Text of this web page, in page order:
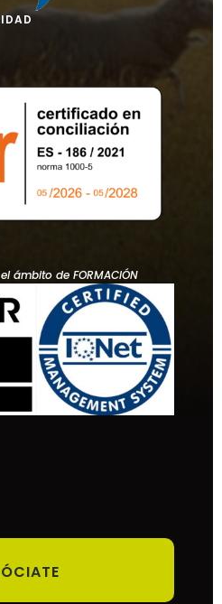
ámbito de FORMACIÓN